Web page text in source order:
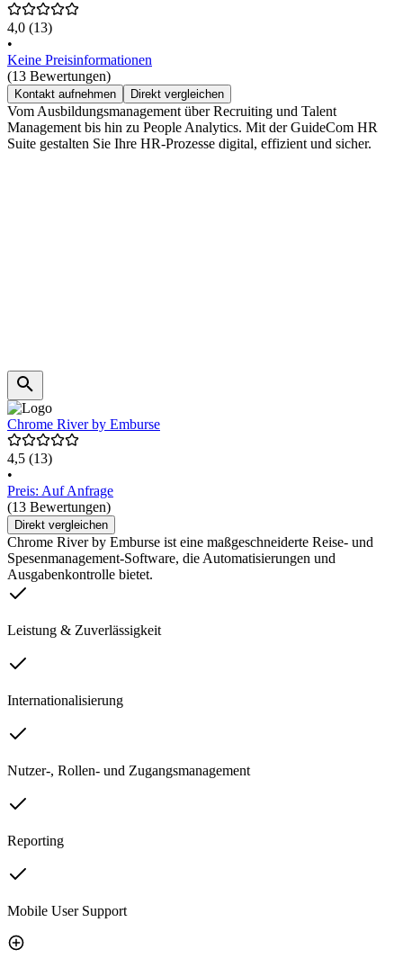
4,0 (13)
•
Keine Preisinformationen
(13 Bewertungen)
Kontakt aufnehmen Direkt vergleichen
Vom Ausbildungsmanagement über Recruiting und Talent
Management bis hin zu People Analytics. Mit der GuideCom HR
Suite gestalten Sie Ihre HR-Prozesse digital, effizient und sicher.
Chrome River by Emburse
4,5 (13)
•
Preis: Auf Anfrage
(13 Bewertungen)
Direkt vergleichen
Chrome River by Emburse ist eine maßgeschneiderte Reise- und
Spesenmanagement-Software, die Automatisierungen und
Ausgabenkontrolle bietet.
Leistung & Zuverlässigkeit
Internationalisierung
Nutzer-, Rollen- und Zugangsmanagement
Reporting
Mobile User Support